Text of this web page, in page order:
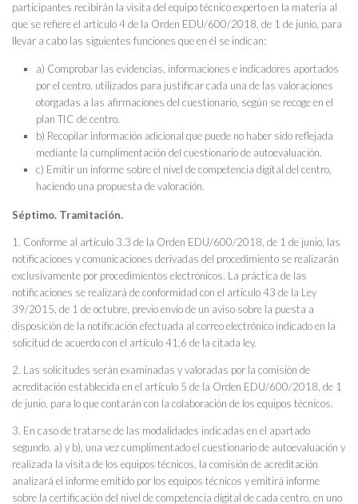
participantes recibirán la visita del equipo técnico experto en la materia al
que se refiere el artículo 4 de la Orden EDU/600/2018, de 1 de junio, para
llevar a cabo las siguientes funciones que en él se indican:
a) Comprobar las evidencias, informaciones e indicadores aportados
por el centro, utilizados para justificar cada una de las valoraciones
otorgadas a las afirmaciones del cuestionario, según se recoge en el
plan TIC de centro.
b) Recopilar información adicional que puede no haber sido reflejada
mediante la cumplimentación del cuestionario de autoevaluación.
c) Emitir un informe sobre el nivel de competencia digital del centro,
haciendo una propuesta de valoración.
Séptimo. Tramitación.
1. Conforme al artículo 3.3 de la Orden EDU/600/2018, de 1 de junio, las
notificaciones y comunicaciones derivadas del procedimiento se realizarán
exclusivamente por procedimientos electrónicos. La práctica de las
notificaciones se realizará de conformidad con el artículo 43 de la Ley
39/2015, de 1 de octubre, previo envío de un aviso sobre la puesta a
disposición de la notificación efectuada al correo electrónico indicado en la
solicitud de acuerdo con el artículo 41.6 de la citada ley.
2. Las solicitudes serán examinadas y valoradas por la comisión de
acreditación establecida en el artículo 5 de la Orden EDU/600/2018, de 1
de junio, para lo que contarán con la colaboración de los equipos técnicos.
3. En caso de tratarse de las modalidades indicadas en el apartado
segundo. a) y b), una vez cumplimentado el cuestionario de autoevaluación y
realizada la visita de los equipos técnicos, la comisión de acreditación
analizará el informe emitido por los equipos técnicos y emitirá informe
sobre la certificación del nivel de competencia digital de cada centro, en uno